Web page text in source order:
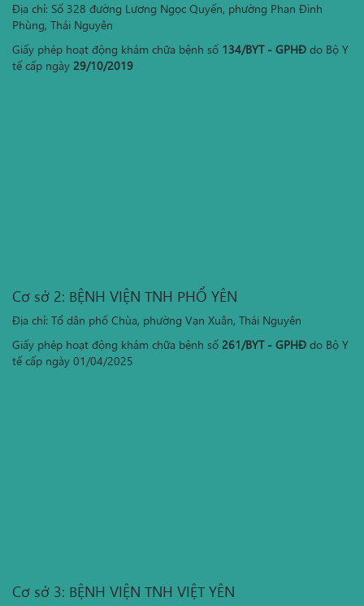
Địa chỉ: Số 328 đường Lương Ngọc Quyến, phường Phan Đình
Phùng, Thái Nguyên
Giấy phép hoạt động khám chữa bệnh số 134/BYT - GPHĐ do Bộ Y
tế cấp ngày 29/10/2019
Cơ sở 2: BỆNH VIỆN TNH PHỔ YÊN
Địa chỉ: Tổ dân phố Chùa, phường Vạn Xuân, Thái Nguyên
Giấy phép hoạt động khám chữa bệnh số 261/BYT - GPHĐ do Bộ Y
tế cấp ngày 01/04/2025
Cơ sở 3: BỆNH VIỆN TNH VIỆT YÊN